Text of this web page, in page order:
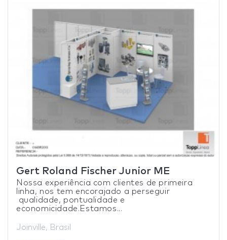
Gert Roland Fischer Junior ME
Nossa experiência com clientes de primeira
linha, nos tem encorajado a perseguir
qualidade, pontualidade e
economicidade.Estamos...
Joinville, Brasil